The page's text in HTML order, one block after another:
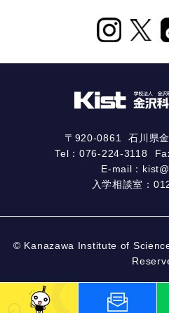
〒920-0861
石川県
Tel：076-224-3118
E-mail：
入学相談室：
© Kanazawa Institute of